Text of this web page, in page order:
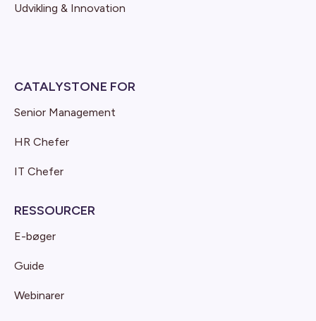
Udvikling & Innovation
CATALYSTONE FOR
Senior Management
HR Chefer
IT Chefer
RESSOURCER
E-bøger
Guide
Webinarer